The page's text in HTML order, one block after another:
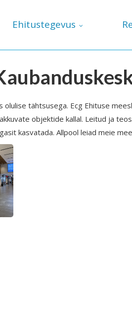
Ehitustegevus
olulise tähtsusega. Ecg Ehituse
objektide kallal. Leitud ja
kasvatada. Allpool leiad meie